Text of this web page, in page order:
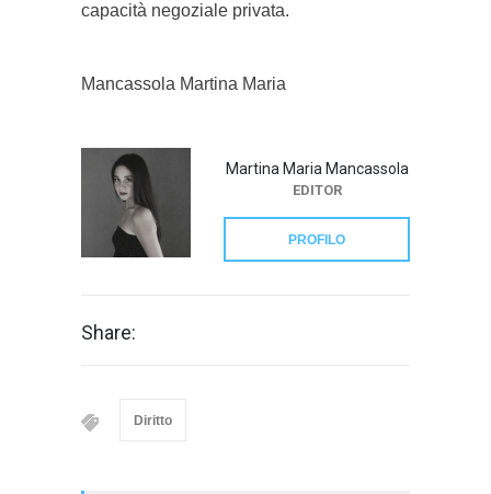
capacità negoziale privata.
Mancassola Martina Maria
Martina Maria Mancassola
EDITOR
PROFILO
Share:
Diritto